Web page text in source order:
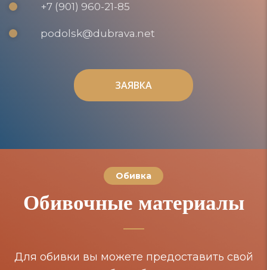
+7 (901) 960-21-85
podolsk@dubrava.net
ЗАЯВКА
ЗАЯВКА
Обивка
Обивочные материалы
Для обивки вы можете предоставить свой